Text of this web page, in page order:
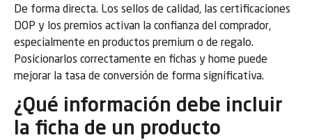
De forma directa. Los sellos de calidad, las certificaciones
DOP y los premios activan la confianza del comprador,
especialmente en productos premium o de regalo.
Posicionarlos correctamente en fichas y home puede
mejorar la tasa de conversión de forma significativa.
¿Qué información debe incluir
la ficha de un producto